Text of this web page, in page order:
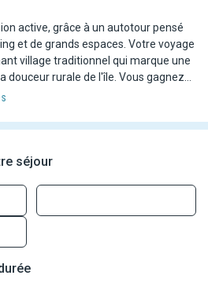
active, grâce à un autotour pensé
et de grands espaces. Votre voyage
village traditionnel qui marque une
douceur rurale de l'île. Vous gagnez
véritable paradis pour la
offrent un final contrasté et
séjour